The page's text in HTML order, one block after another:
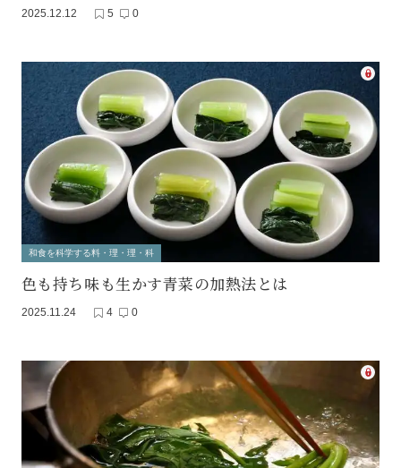
2025.12.12 5 0
和食を科学する料・理・理・科
色も持ち味も生かす青菜の加熱法とは
2025.11.24 4 0